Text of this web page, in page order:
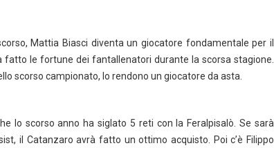
Mattia Biasci diventa un giocatore fondamentale per il
le fortune dei fantallenatori durante la scorsa stagione.
scorso campionato, lo rendono un giocatore da asta.
lo scorso anno ha siglato 5 reti con la Feralpisalò. Se sarà
il Catanzaro avrà fatto un ottimo acquisto. Poi c’è Filippo